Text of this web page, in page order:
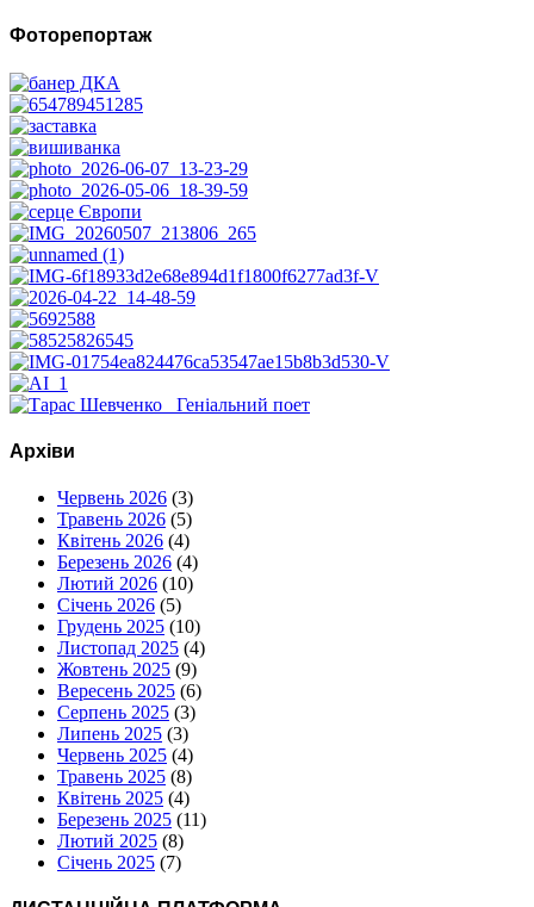
Фоторепортаж
Архіви
Червень 2026 (3)
Травень 2026 (5)
Квітень 2026 (4)
Березень 2026 (4)
Лютий 2026 (10)
Січень 2026 (5)
Грудень 2025 (10)
Листопад 2025 (4)
Жовтень 2025 (9)
Вересень 2025 (6)
Серпень 2025 (3)
Липень 2025 (3)
Червень 2025 (4)
Травень 2025 (8)
Квітень 2025 (4)
Березень 2025 (11)
Лютий 2025 (8)
Січень 2025 (7)